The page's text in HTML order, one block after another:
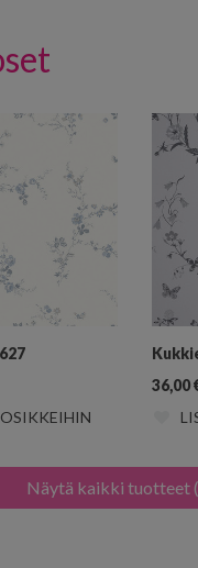
36,00
Näytä kaikki tuotteet